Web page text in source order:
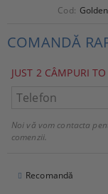
Cod:
COMANDĂ
JUST 2 CÂMPURI
Noi vă vom contacta
comenzii.
Recomandă